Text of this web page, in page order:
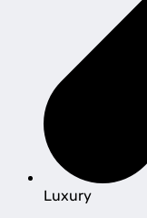
Luxury